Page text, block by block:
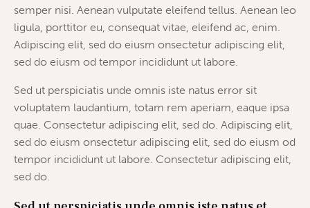
semper nisi. Aenean vulputate eleifend tellus. Aenean leo
ligula, porttitor eu, consequat vitae, eleifend ac, enim.
Adipiscing elit, sed do eiusm onsectetur adipiscing elit,
sed do eiusm od tempor incididunt ut labore.
Sed ut perspiciatis unde omnis iste natus error sit
voluptatem laudantium, totam rem aperiam, eaque ipsa
quae. Consectetur adipiscing elit, sed do. Adipiscing elit,
sed do eiusm onsectetur adipiscing elit, sed do eiusm od
tempor incididunt ut labore. Consectetur adipiscing elit,
sed do.